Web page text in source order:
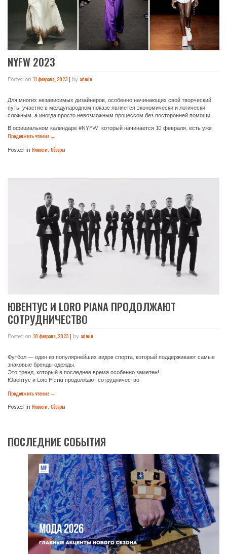
NYFW 2023
Posted on 11 февраля, 2023 | by admin
Для многих независимых дизайнеров, особенно начинающих свой творческий
путь, участие в международном показе является экономически и логически
сложным, а иногда просто невозможным процессом без посторонней помощи.
В официальном календаре #NYFW, который начинается 10 февраля, есть уже
Продолжить чтение →
Posted in Новости, Обзоры
ЮВЕНТУС И LORO PIANA ПРОДОЛЖАЮТ
СОТРУДНИЧЕСТВО
Posted on 10 февраля, 2023 | by admin
Футбол — один из популярнейших видов спорта, который поддерживают самые
знаковые бренды одежды.
Это тренд, который в последнее время особенно заметен!
Ювентус и Loro PIana продолжают сотрудничество
Продолжить чтение →
Posted in Новости, Обзоры
ПОСЛЕДНИЕ СОБЫТИЯ